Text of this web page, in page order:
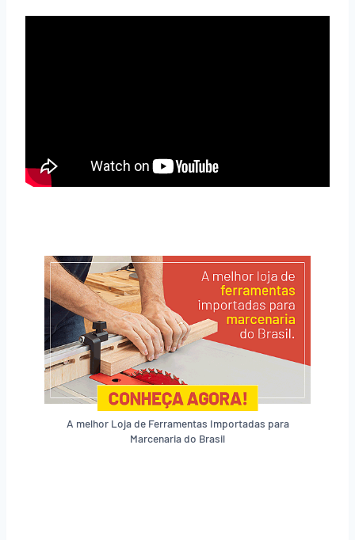
A melhor Loja de Ferramentas Importadas para
Marcenaria do Brasil